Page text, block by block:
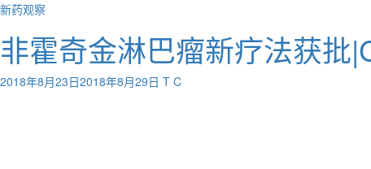
新药观察
非霍奇金淋巴瘤新疗法获批
2018年8月23日2018年8月29日 T C